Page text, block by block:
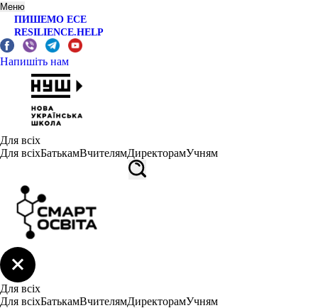
Меню
ПИШЕМО ЕСЕ
RESILIENCE.HELP
Напишіть нам
Для всіх
Для всіхБатькамВчителямДиректорамУчням
Для всіх
Для всіхБатькамВчителямДиректорамУчням